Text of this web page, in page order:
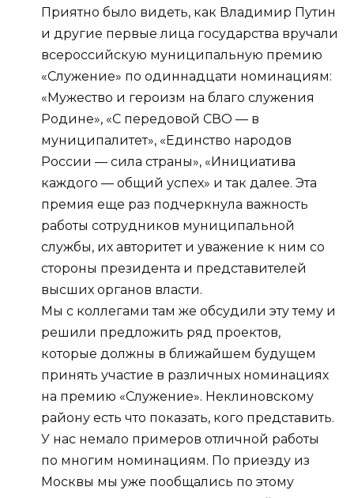
Приятно было видеть, как Владимир Путин
и другие первые лица государства вручали
всероссийскую муниципальную премию
«Служение» по одиннадцати номинациям:
«Мужество и героизм на благо служения
Родине», «С передовой СВО — в
муниципалитет», «Единство народов
России — сила страны», «Инициатива
каждого — общий успех» и так далее. Эта
премия еще раз подчеркнула важность
работы сотрудников муниципальной
службы, их авторитет и уважение к ним со
стороны президента и представителей
высших органов власти.
Мы с коллегами там же обсудили эту тему и
решили предложить ряд проектов,
которые должны в ближайшем будущем
принять участие в различных номинациях
на премию «Служение». Неклиновскому
району есть что показать, кого представить.
У нас немало примеров отличной работы
по многим номинациям. По приезду из
Москвы мы уже пообщались по этому